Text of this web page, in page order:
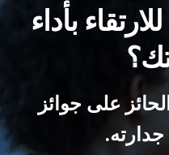
بأداء
على جوائز